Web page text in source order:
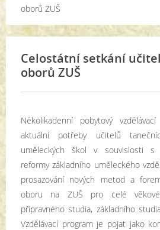
oborů ZUŠ
Celostátní setkání
oborů ZUŠ
Několikadenní pobytový
aktuální potřeby učitelů
uměleckých škol v souvislosti s
reformy základního uměleckého
prosazování nových metod a
oboru na ZUŠ pro celé
přípravného studia, základního
Vzdělávací program je pojat jako